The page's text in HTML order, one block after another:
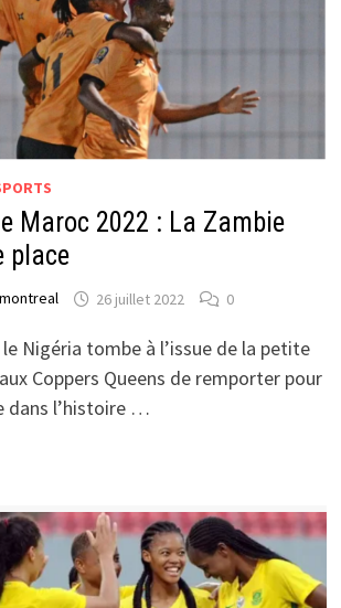
Maroc 2022 : La Zambie
place
26 juillet 2022 0
Nigéria tombe à l’issue de la petite
Coppers Queens de remporter pour
dans l’histoire …